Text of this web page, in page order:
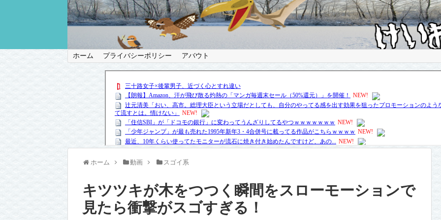
ホーム プライバシーポリシー アバウト
ホーム 動画 スゴイ系
キツツキが木をつつく瞬間をスローモーションで
見たら衝撃がスゴすぎる！